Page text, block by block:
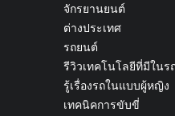
จักรยานยนต์
ต่างประเทศ
รถยนต์
รีวิวเทคโนโลยีที่มีในร
รู้เรื่องรถในแบบผู้หญิง
เทคนิคการขับขี่